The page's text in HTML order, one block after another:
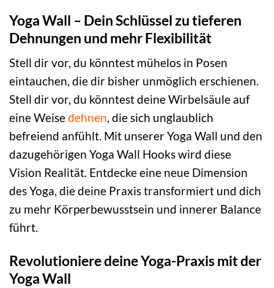
Yoga Wall – Dein Schlüssel zu tieferen
Dehnungen und mehr Flexibilität
Stell dir vor, du könntest mühelos in Posen
eintauchen, die dir bisher unmöglich erschienen.
Stell dir vor, du könntest deine Wirbelsäule auf
eine Weisedehnen, die sich unglaublich
befreiend anfühlt. Mit unserer Yoga Wall und den
dazugehörigen Yoga Wall Hooks wird diese
Vision Realität. Entdecke eine neue Dimension
des Yoga, die deine Praxis transformiert und dich
zu mehr Körperbewusstsein und innerer Balance
führt.
Revolutioniere deine Yoga-Praxis mit der
Yoga Wall